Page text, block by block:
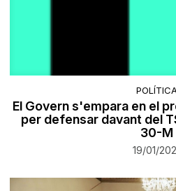
El Govern s'empara en el
per defensar davant del
30-M
19/01/